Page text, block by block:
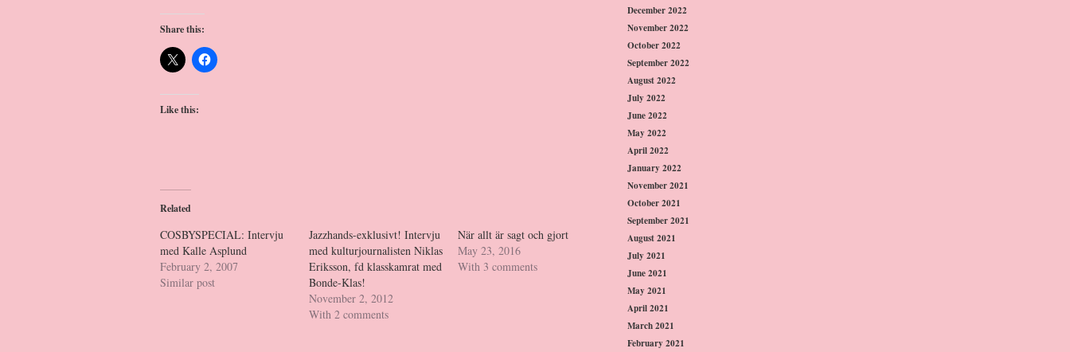
Share this:
Like this:
Related
COSBYSPECIAL: Intervju
med Kalle Asplund
February 2, 2007
Similar post
Jazzhands-exklusivt! Intervju
med kulturjournalisten Niklas
Eriksson, fd klasskamrat med
Bonde-Klas!
November 2, 2012
With 2 comments
När allt är sagt och gjort
May 23, 2016
With 3 comments
December 2022
November 2022
October 2022
September 2022
August 2022
July 2022
June 2022
May 2022
April 2022
January 2022
November 2021
October 2021
September 2021
August 2021
July 2021
June 2021
May 2021
April 2021
March 2021
February 2021